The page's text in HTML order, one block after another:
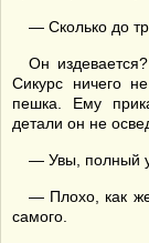
— Сколько до
Он
Сикурс ничего
пешка. Ему
детали он не
— Увы, полный
— Плохо, как
самого.